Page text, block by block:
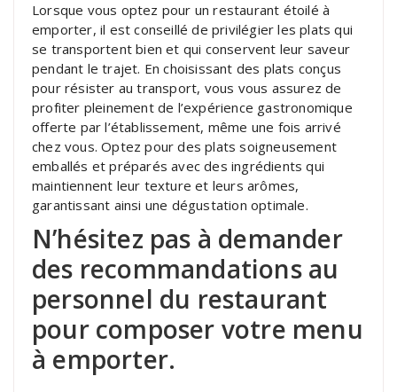
Lorsque vous optez pour un restaurant étoilé à
emporter, il est conseillé de privilégier les plats qui
se transportent bien et qui conservent leur saveur
pendant le trajet. En choisissant des plats conçus
pour résister au transport, vous vous assurez de
profiter pleinement de l’expérience gastronomique
offerte par l’établissement, même une fois arrivé
chez vous. Optez pour des plats soigneusement
emballés et préparés avec des ingrédients qui
maintiennent leur texture et leurs arômes,
garantissant ainsi une dégustation optimale.
N’hésitez pas à demander
des recommandations au
personnel du restaurant
pour composer votre menu
à emporter.